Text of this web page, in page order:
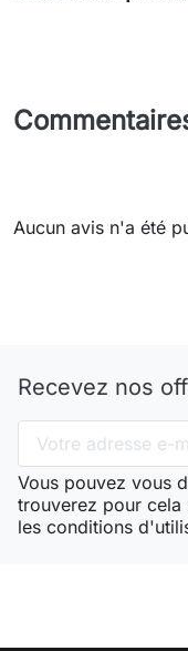
Aucun avis n'a été
Recevez nos
Vous pouvez vous
trouverez pour
les conditions